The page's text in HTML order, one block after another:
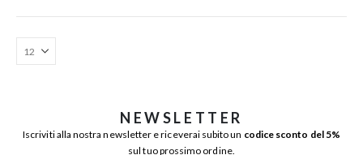
NEWSLETTER
Iscriviti alla nostra newsletter e riceverai subito un codice sconto del 5%
sul tuo prossimo ordine.